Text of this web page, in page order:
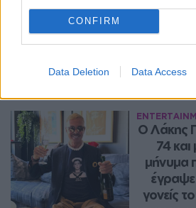
CONFIRM
Data Deletion Data Access
Περισσότερα
Ο Λάκης
74
μήνυμα
έγραψε
γονείς